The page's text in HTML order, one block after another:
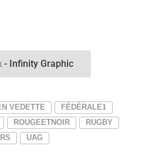
Infinity Graphic
VEDETTE
FÉDÉRALE1
ROUGEETNOIR
RUGBY
UAG